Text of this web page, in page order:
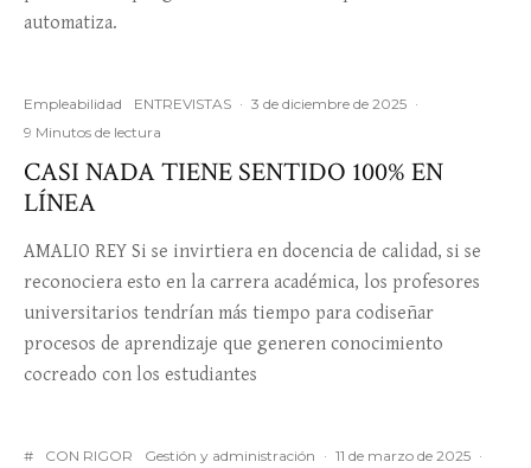
automatiza.
Empleabilidad ENTREVISTAS · 3 de diciembre de 2025 ·
9 Minutos de lectura
CASI NADA TIENE SENTIDO 100% EN
LÍNEA
AMALIO REY Si se invirtiera en docencia de calidad, si se
reconociera esto en la carrera académica, los profesores
universitarios tendrían más tiempo para codiseñar
procesos de aprendizaje que generen conocimiento
cocreado con los estudiantes
# CON RIGOR Gestión y administración · 11 de marzo de 2025 ·